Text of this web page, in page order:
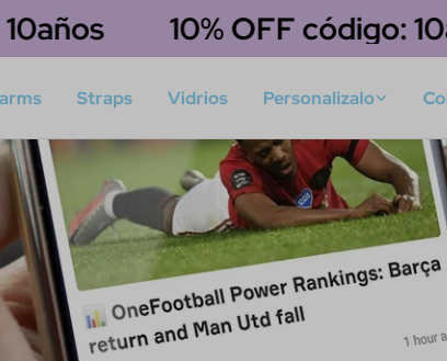
10% OFF código:
Straps Vidrios Personalizalo